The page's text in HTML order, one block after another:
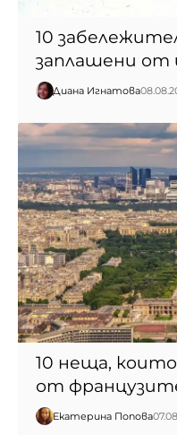
10
заплашени от
Диана Игнатова
10 неща,
от
Екатерина Попова